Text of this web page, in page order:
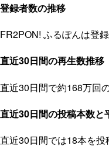
登録者数の推移
FR2PON! ふるぽんは登
直近30日間の再生数推移
直近30日間で約168万回
直近30日間の投稿本数と
直近30日間では18本を